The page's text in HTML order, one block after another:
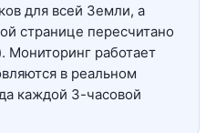
для всей Земли, а
странице пересчитано
Мониторинг работает
в реальном
каждой 3-часовой